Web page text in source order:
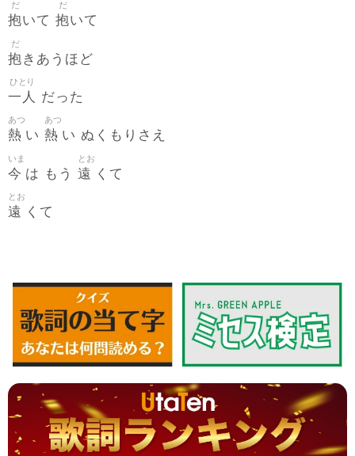
抱
だ
いて 抱
だ
いて
抱
だ
きあうほど
一人
ひとり
だった
熱
あつ
い 熱
あつ
い ぬくもりさえ
今
いま
は もう 遠
とお
くて
遠
とお
くて